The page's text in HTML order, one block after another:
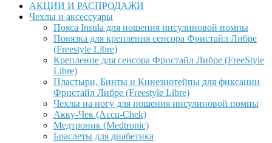
АКЦИИ И РАСПРОДАЖИ
Чехлы и аксессуары
Пояса Insula для ношения инсулиновой помпы
Повязка для крепления сенсора Фристайл Либре
(Freestyle Libre)
Крепление для сенсора Фристайл Либре (FreeStyle
Libre)
Пластыри, Бинты и Кинезиотейпы для фиксации
Фристайл Либре (Freestyle Libre)
Чехлы на ногу для ношения инсулиновой помпы
Акку-Чек (Accu-Chek)
Медтроник (Medtronic)
Браслеты для диабетика